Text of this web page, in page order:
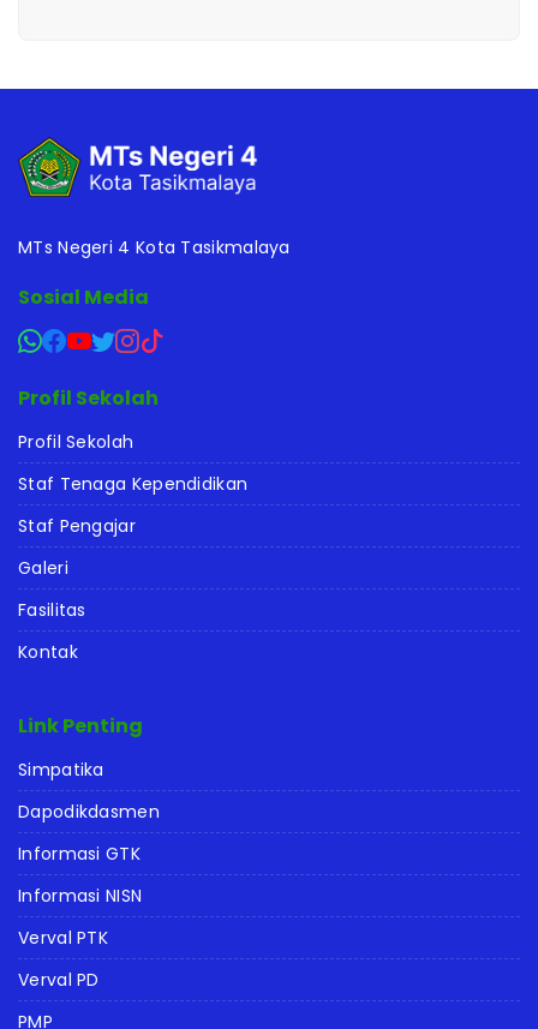
MTs Negeri 4 Kota Tasikmalaya
Sosial Media
Profil Sekolah
Profil Sekolah
Staf Tenaga Kependidikan
Staf Pengajar
Galeri
Fasilitas
Kontak
Link Penting
Simpatika
Dapodikdasmen
Informasi GTK
Informasi NISN
Verval PTK
Verval PD
PMP